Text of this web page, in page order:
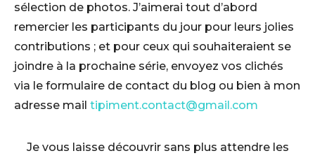
sélection de photos. J’aimerai tout d’abord
remercier les participants du jour pour leurs jolies
contributions ; et pour ceux qui souhaiteraient se
joindre à la prochaine série, envoyez vos clichés
via le formulaire de contact du blog ou bien à mon
adresse mail tipiment.contact@gmail.com
Je vous laisse découvrir sans plus attendre les